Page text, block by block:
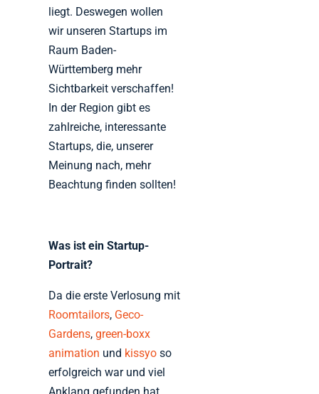
liegt. Deswegen wollen
wir unseren Startups im
Raum Baden-
Württemberg mehr
Sichtbarkeit verschaffen!
In der Region gibt es
zahlreiche, interessante
Startups, die, unserer
Meinung nach, mehr
Beachtung finden sollten!
Was ist ein Startup-
Portrait?
Da die erste Verlosung mit
Roomtailors, Geco-
Gardens,green-boxx
animation und kissyo so
erfolgreich war und viel